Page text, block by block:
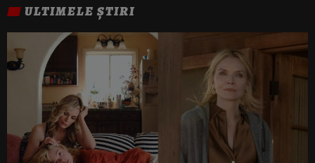
ULTIMELE ȘTIRI